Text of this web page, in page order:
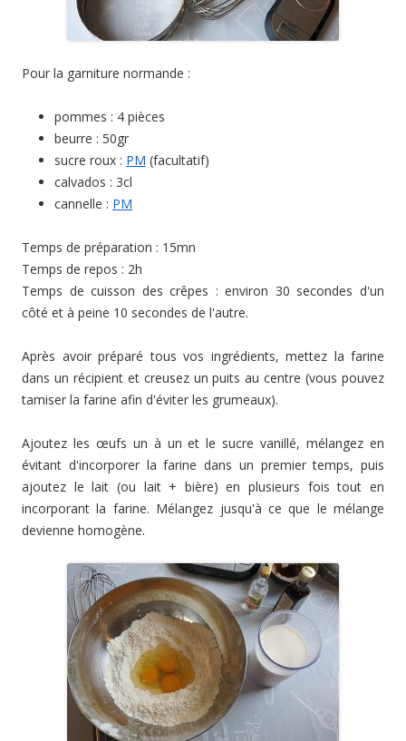
Pour la garniture normande :
pommes : 4 pièces
beurre : 50gr
sucre roux : PM (facultatif)
calvados : 3cl
cannelle : PM
Temps de préparation : 15mn
Temps de repos : 2h
Temps de cuisson des crêpes : environ 30 secondes d'un
côté et à peine 10 secondes de l'autre.
Après avoir préparé tous vos ingrédients, mettez la farine
dans un récipient et creusez un puits au centre (vous pouvez
tamiser la farine afin d'éviter les grumeaux).
Ajoutez les œufs un à un et le sucre vanillé, mélangez en
évitant d'incorporer la farine dans un premier temps, puis
ajoutez le lait (ou lait + bière) en plusieurs fois tout en
incorporant la farine. Mélangez jusqu'à ce que le mélange
devienne homogène.